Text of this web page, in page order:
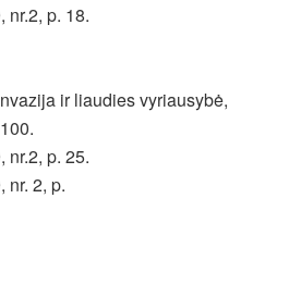
nr.2, p. 18.
ir liaudies vyriausybė,
nr.2, p. 25.
nr. 2, p.